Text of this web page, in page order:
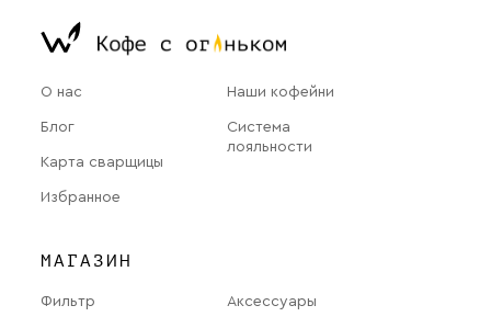
О нас
Блог
Карта сварщицы
Избранное
Наши кофейни
Система
лояльности
МАГАЗИН
Фильтр Аксессуары